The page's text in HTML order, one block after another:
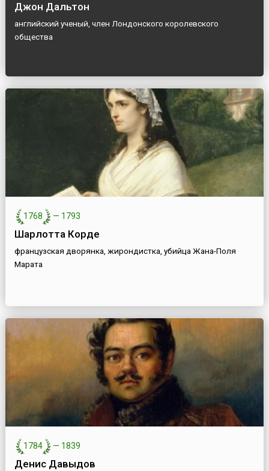
Джон Дальтон
английский ученый, член Лондонского королевского
общества
1768 — 1793
Шарлотта Корде
французская дворянка, жирондистка, убийца Жана-Поля
Марата
1784 — 1839
Денис Давыдов